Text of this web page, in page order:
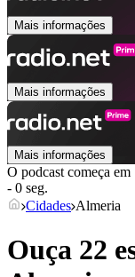
Mais informações
Mais informações
Mais informações
O podcast começa em
- 0 seg.
Cidades Almeria
Ouça 22